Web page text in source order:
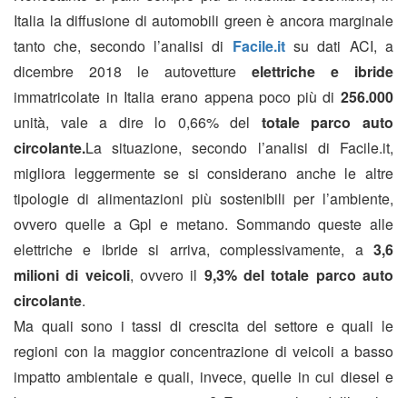
Italia la diffusione di automobili green è ancora marginale
tanto che, secondo l’analisi di Facile.itsu dati ACI, a
dicembre 2018 le autovetture elettriche e ibride
immatricolate in Italia erano appena poco più di 256.000
unità, vale a dire lo 0,66% del totale parco auto
circolante.La situazione, secondo l’analisi di Facile.it,
migliora leggermente se si considerano anche le altre
tipologie di alimentazioni più sostenibili per l’ambiente,
ovvero quelle a Gpl e metano. Sommando queste alle
elettriche e ibride si arriva, complessivamente, a 3,6
milioni di veicoli, ovvero il 9,3% del totale parco auto
circolante.
Ma quali sono i tassi di crescita del settore e quali le
regioni con la maggior concentrazione di veicoli a basso
impatto ambientale e quali, invece, quelle in cui diesel e